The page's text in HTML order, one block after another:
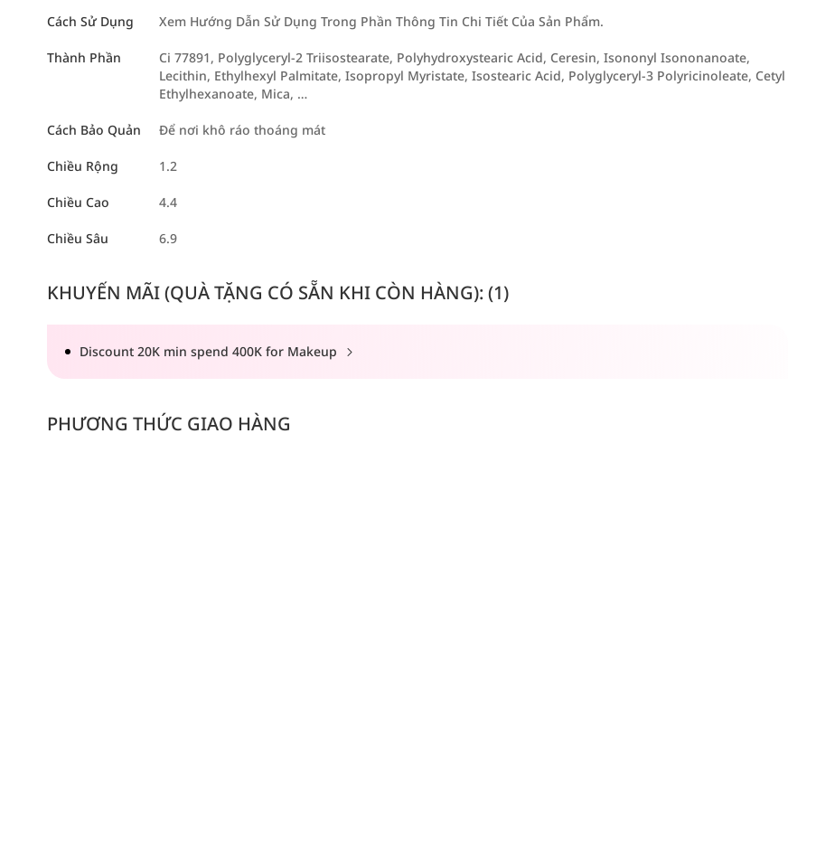
Cách Sử Dụng Xem Hướng Dẫn Sử Dụng Trong Phần Thông Tin Chi Tiết Của Sản Phẩm.
Thành Phần
Ci 77891, Polyglyceryl-2 Triisostearate, Polyhydroxystearic Acid, Ceresin, Isononyl Isononanoate,
Lecithin, Ethylhexyl Palmitate, Isopropyl Myristate, Isostearic Acid, Polyglyceryl-3 Polyricinoleate, Cetyl
Ethylhexanoate, Mica, …
Cách Bảo Quản Để nơi khô ráo thoáng mát
Chiều Rộng 1.2
Chiều Cao 4.4
Chiều Sâu 6.9
KHUYẾN MÃI (QUÀ TẶNG CÓ SẴN KHI CÒN HÀNG): (1)
Discount 20K min spend 400K for Makeup
PHƯƠNG THỨC GIAO HÀNG